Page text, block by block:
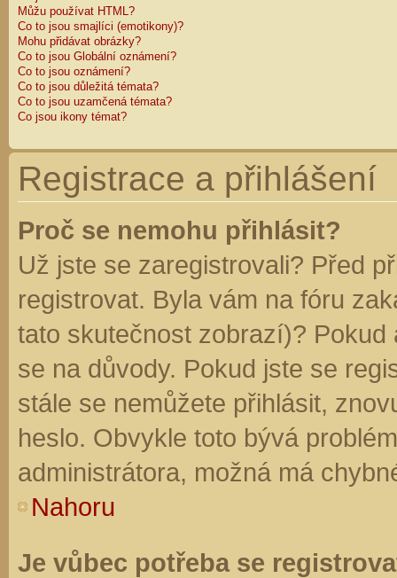
Můžu používat HTML?
Co to jsou smajlíci (emotikony)?
Mohu přidávat obrázky?
Co to jsou Globální oznámení?
Co to jsou oznámení?
Co to jsou důležitá témata?
Co to jsou uzamčená témata?
Co jsou ikony témat?
Registrace a přihlášení
Proč se nemohu přihlásit?
Už jste se zaregistrovali? Před
registrovat. Byla vám na fóru
tato skutečnost zobrazí)?
se na důvody. Pokud jste se
stále se nemůžete přihlásit,
heslo. Obvykle toto bývá
administrátora, možná má
Nahoru
Je vůbec potřeba se